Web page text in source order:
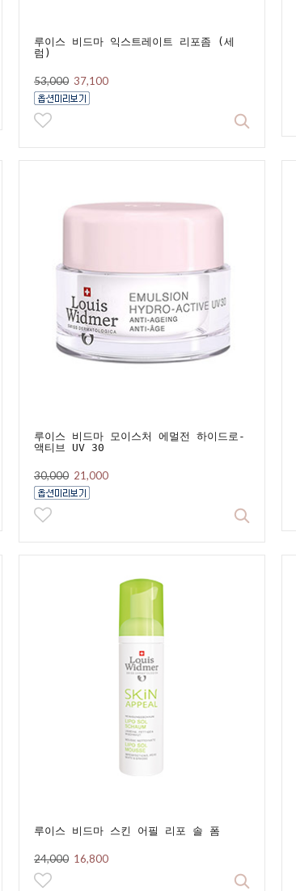
루이스 비드마 익스트레이트 리포좀 (세
럼)
53,000 37,100
루이스 비드마 모이스처 에멀전 하이드로-
액티브 UV 30
30,000 21,000
루이스 비드마 스킨 어필 리포 솔 폼
24,000 16,800